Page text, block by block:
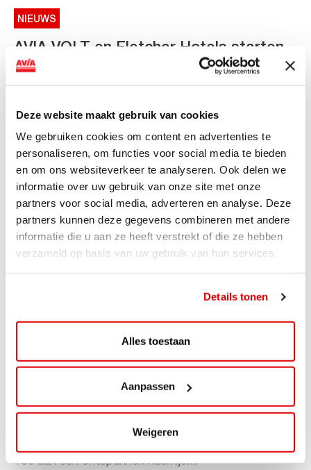
Deze website maakt gebruik van cookies
We gebruiken cookies om content en advertenties te
personaliseren, om functies voor social media te bieden
en om ons websiteverkeer te analyseren. Ook delen we
informatie over uw gebruik van onze site met onze
partners voor social media, adverteren en analyse. Deze
partners kunnen deze gegevens combineren met andere
informatie die u aan ze heeft verstrekt of die ze hebben
verzameld op basis van uw gebruik van hun services.
Details tonen
Alles toestaan
Aanpassen
Weigeren
NIEUWS
AVIA VOLT en Fletcher Hotels starten
landelijke uitrol van DC-
snellaadinfrastructuur
AVIA VOLT en Fletcher Hotels starten landelijke uitrol
van DC-snellaadinfrastructuur AVIA VOLT en...
Lees verder
ACTIE
ViaLuxury Hotels
Toe aan een ontspannen nachtje...